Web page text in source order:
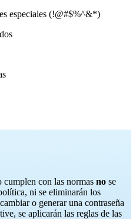
especiales (!@#$%^&*)
cumplen con las normas no se
ni se eliminarán los
o generar una contraseña
se aplicarán las reglas de las